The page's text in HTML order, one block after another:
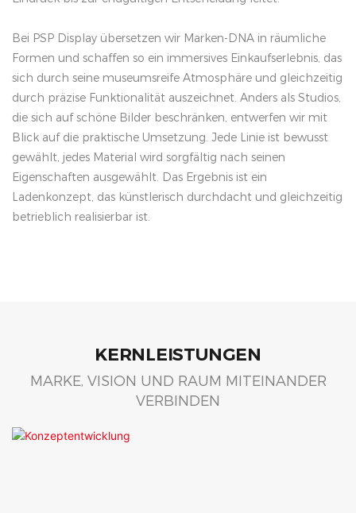
Bei PSP Display übersetzen wir Marken-DNA in räumliche
Formen und schaffen so ein immersives Einkaufserlebnis, das
sich durch seine museumsreife Atmosphäre und gleichzeitig
durch präzise Funktionalität auszeichnet. Anders als Studios,
die sich auf schöne Bilder beschränken, entwerfen wir mit
Blick auf die praktische Umsetzung. Jede Linie ist bewusst
gewählt, jedes Material wird sorgfältig nach seinen
Eigenschaften ausgewählt. Das Ergebnis ist ein
Ladenkonzept, das künstlerisch durchdacht und gleichzeitig
betrieblich realisierbar ist.
KERNLEISTUNGEN
MARKE, VISION UND RAUM MITEINANDER
VERBINDEN